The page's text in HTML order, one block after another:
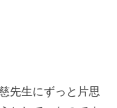
先生にずっと片思